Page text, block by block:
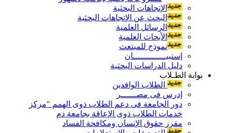
الإتجاهات البحثية
البحث عن الإتجاهات البحثية
الرسائل العلمية
الأبحاث العلمية
نموذج للمبتعث
إستبيـــــــــــــان
دليل الدراسات البحثية
بوابة الطـلاب
الطلاب الوافدين
إدرس فى مصــــــر
دور الجامعة فى دعم الطلاب ذوى الهمم "مركز
خدمات الطلاب ذوى الإعاقة بجامعة دم
مقرر حقوق الإنسان ومكافحة الفساد